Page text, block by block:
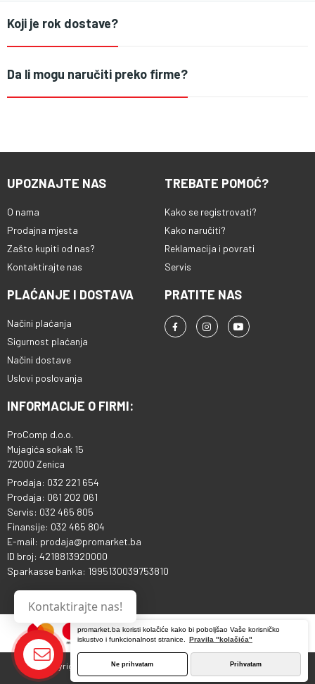
promarket.ba koristi kolačiće kako bi poboljšao Vaše korisničko
iskustvo i funkcionalnost stranice.
Pravila "kolačića"
Ne prihvatam Prihvatam
Koji je rok dostave?
Da li mogu naručiti preko firme?
UPOZNAJTE NAS
O nama
Prodajna mjesta
Zašto kupiti od nas?
Kontaktirajte nas
TREBATE POMOĆ?
Kako se registrovati?
Kako naručiti?
Reklamacija i povrati
Servis
PLAĆANJE I DOSTAVA
Načini plaćanja
Sigurnost plaćanja
Načini dostave
Uslovi poslovanja
PRATITE NAS
INFORMACIJE O FIRMI:
ProComp d.o.o.
Mujagića sokak 15
72000 Zenica
Prodaja: 032 221 654
Prodaja: 061 202 061
Servis: 032 465 805
Finansije: 032 465 804
E-mail: prodaja@promarket.ba
ID broj: 4218813920000
Sparkasse banka: 1995130039753810
Copyright © 2013 - 2026 ProComp d.o.o. Sva prava pridržana.
Kontaktirajte nas!